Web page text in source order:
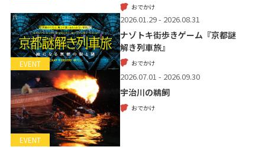
おでかけ
EVENT
2026.01.29 - 2026.08.31
ナゾトキ街歩きゲーム『京都謎
解き列車旅』
おでかけ
EVENT
2026.07.01 - 2026.09.30
宇治川の鵜飼
おでかけ